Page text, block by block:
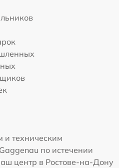
техническим
по истечении
центр в Ростове-на-Дону